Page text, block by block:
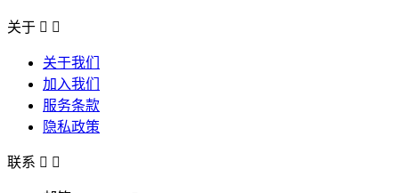
关于  
关于我们
加入我们
服务条款
隐私政策
联系  